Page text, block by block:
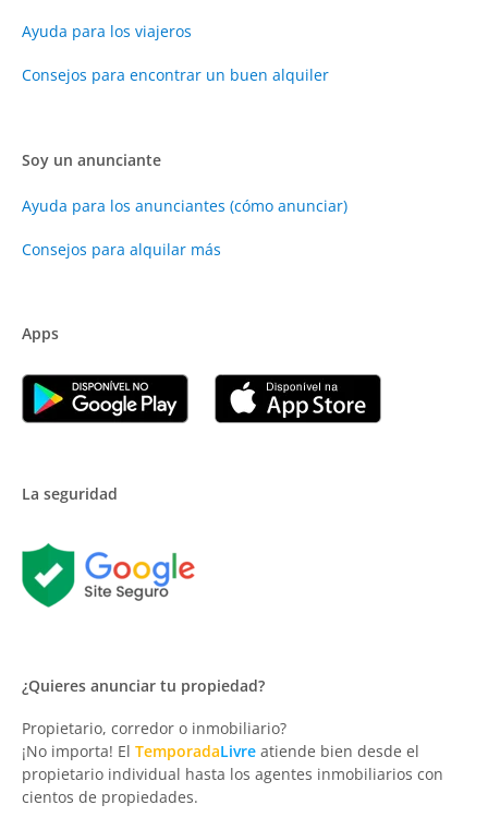
Ayuda para los viajeros
Consejos para encontrar un buen alquiler
Soy un anunciante
Ayuda para los anunciantes (cómo anunciar)
Consejos para alquilar más
Apps
La seguridad
¿Quieres anunciar tu propiedad?
Propietario, corredor o inmobiliario?
¡No importa! El TemporadaLivre atiende bien desde el
propietario individual hasta los agentes inmobiliarios con
cientos de propiedades.